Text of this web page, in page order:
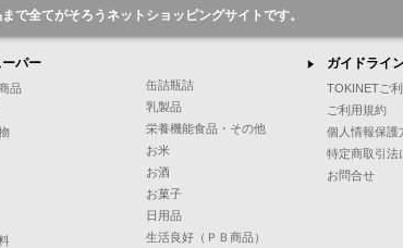
で全てがそろうネットショッピングサイトです。
パー
品
缶詰瓶詰
乳製品
栄養機能食品・その他
お米
お酒
お菓子
日用品
生活良好（ＰＢ商品）
ガイドライ
TOKINETご
ご利用規約
個人情報保護
特定商取引法
お問合せ